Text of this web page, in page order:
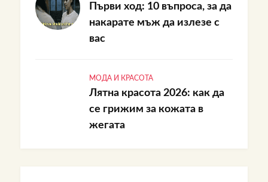
Първи ход: 10 въпроса, за да
накарате мъж да излезе с
вас
МОДА И КРАСОТА
Лятна красота 2026: как да
се грижим за кожата в
жегата